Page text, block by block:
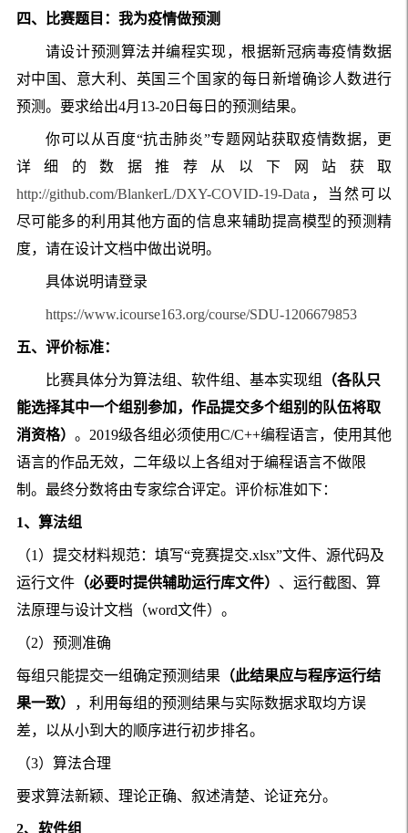
四、比赛题目：我为疫情做预测
请设计预测算法并编程实现，根据新冠病毒疫情数据
对中国、意大利、英国三个国家的每日新增确诊人数进行
预测。要求给出4月 13-20日每日的预测结果。
你可以从百度“抗击肺炎”专题网站获取疫情数据，更
详细的数据推荐从以下网站获取
http://github.com/BlankerL/DXY-COVID-19-Data ，当然可以
尽可能多的利用其他方面的信息来辅助提高模型的预测精
度，请在设计文档中做出说明。
具体说明请登录
https://www.icourse163.org/course/SDU-1206679853
五、评价标准：
比赛具体分为算法组、软件组、基本实现组
（各队只
能选择其中一个组别参加，作品提交多个组别的队伍将取
消资格） 。 2019级各组必须使用C/C++编程语言，使用其他
语言的作品无效，二年级以上各组对于编程语言不做限
制。最终分数将由专家综合评定。评价标准如下：
1、算法组
（1 ）提交材料规范：填写“竞赛提交.xlsx”文件、源代码及
运行文件（必要时提供辅助运行库文件） 、运行截图、算
法原理与设计文档（word文件）。
（2）预测 准确
每组只能提交一组确定预测结果 （此结果应与程序运行结
果一致）
，利用每组的预测结果与实际数据求取均方误
差，以从小到大的顺序进行初步排名。
（3）算法合理
要求算法新颖、理论正确、叙述清楚、论证充分。
2、软件组